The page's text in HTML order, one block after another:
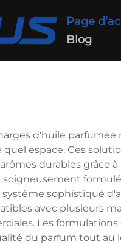
Page
Blog
d'huile
espace. Ces
durables grâce
soigneusement
sophistiqué
avec plusieurs
Les
du parfum tout au